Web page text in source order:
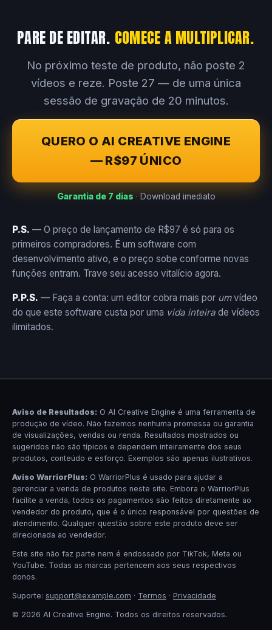
PARE DE EDITAR. COMECE A MULTIPLICAR.
No próximo teste de produto, não poste 2
vídeos e reze. Poste 27 — de uma única
sessão de gravação de 20 minutos.
QUERO O AI CREATIVE ENGINE
— R$97 ÚNICO
Garantia de 7 dias · Download imediato
P.S. — O preço de lançamento de R$97 é só para os
primeiros compradores. É um software com
desenvolvimento ativo, e o preço sobe conforme novas
funções entram. Trave seu acesso vitalício agora.
P.P.S. — Faça a conta: um editor cobra mais por umvídeo
do que este software custa por uma vida inteira de vídeos
ilimitados.
Aviso de Resultados: O AI Creative Engine é uma ferramenta de
produção de vídeo. Não fazemos nenhuma promessa ou garantia
de visualizações, vendas ou renda. Resultados mostrados ou
sugeridos não são típicos e dependem inteiramente dos seus
produtos, conteúdo e esforço. Exemplos são apenas ilustrativos.
Aviso WarriorPlus: O WarriorPlus é usado para ajudar a
gerenciar a venda de produtos neste site. Embora o WarriorPlus
facilite a venda, todos os pagamentos são feitos diretamente ao
vendedor do produto, que é o único responsável por questões de
atendimento. Qualquer questão sobre este produto deve ser
direcionada ao vendedor.
Este site não faz parte nem é endossado por TikTok, Meta ou
YouTube. Todas as marcas pertencem aos seus respectivos
donos.
Suporte: support@example.com · Termos · Privacidade
© 2026 AI Creative Engine. Todos os direitos reservados.